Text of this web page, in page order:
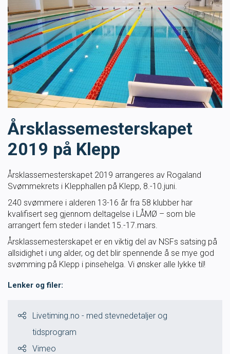
Masterclass
Klubbdrift
Klubbutvikling
For trenere
Tips og råd for utøvere og trenere
Utdanning
Blogg
Barneidrett
Ungdomsidrett
Skolesvømming
Årsklassemesterskapet
2019 på Klepp
Årsklassemesterskapet 2019 arrangeres av Rogaland
Svømmekrets i Klepphallen på Klepp, 8.-10.juni.
240 svømmere i alderen 13-16 år fra 58 klubber har
kvalifisert seg gjennom deltagelse i LÅMØ – som ble
arrangert fem steder i landet 15.-17.mars.
Årsklassemesterskapet er en viktig del av NSFs satsing på
allsidighet i ung alder, og det blir spennende å se mye god
svømming på Klepp i pinsehelga. Vi ønsker alle lykke til!
Lenker og filer:
Livetiming.no - med stevnedetaljer og
tidsprogram
Vimeo